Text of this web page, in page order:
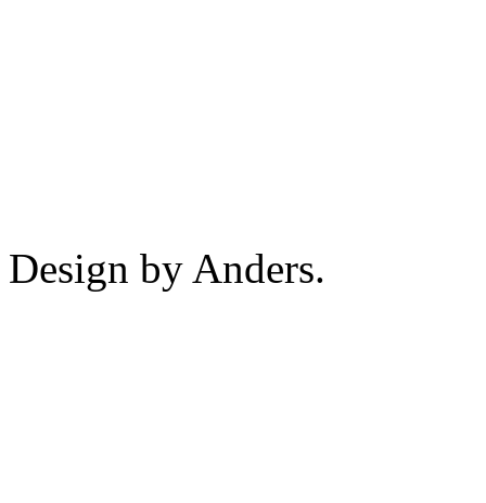
Design by Anders.